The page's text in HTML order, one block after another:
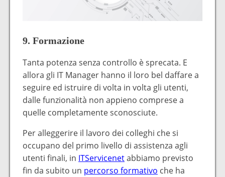
9. Formazione
Tanta potenza senza controllo è sprecata. E
allora gli IT Manager hanno il loro bel daffare a
seguire ed istruire di volta in volta gli utenti,
dalle funzionalità non appieno comprese a
quelle completamente sconosciute.
Per alleggerire il lavoro dei colleghi che si
occupano del primo livello di assistenza agli
utenti finali, in ITServicenetabbiamo previsto
fin da subito un percorso formativo che ha